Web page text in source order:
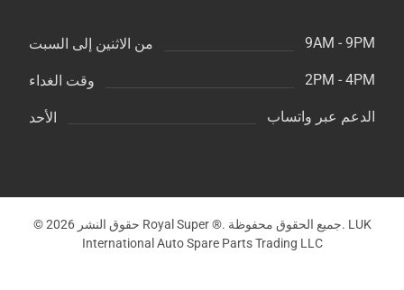
من الاثنين إلى السبت 9AM - 9PM
وقت الغداء 2PM - 4PM
الأحد الدعم عبر واتساب
© حقوق النشر 2026 Royal Super ®. جميع الحقوق محفوظة. LUK
International Auto Spare Parts Trading LLC